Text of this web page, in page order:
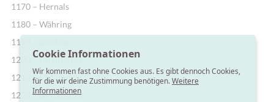
1170 – Hernals
1180 – Währing
1190 – Döbling
1200 – Brigittenau
1210 – Floridsdorf
1220 – Donaustadt
Cookie Informationen
Wir kommen fast ohne Cookies aus. Es gibt dennoch Cookies,
für die wir deine Zustimmung benötigen.Weitere
Informationen